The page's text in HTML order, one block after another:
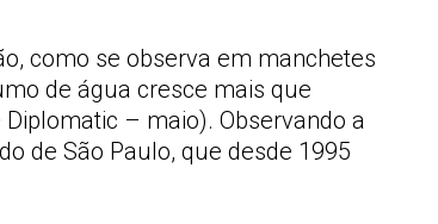
como se observa em manchetes
de água cresce mais que
– maio). Observando a
de São Paulo, que desde 1995